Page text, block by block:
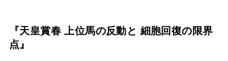
『天皇賞春 上位馬の反動と 細胞回復の限界
点』